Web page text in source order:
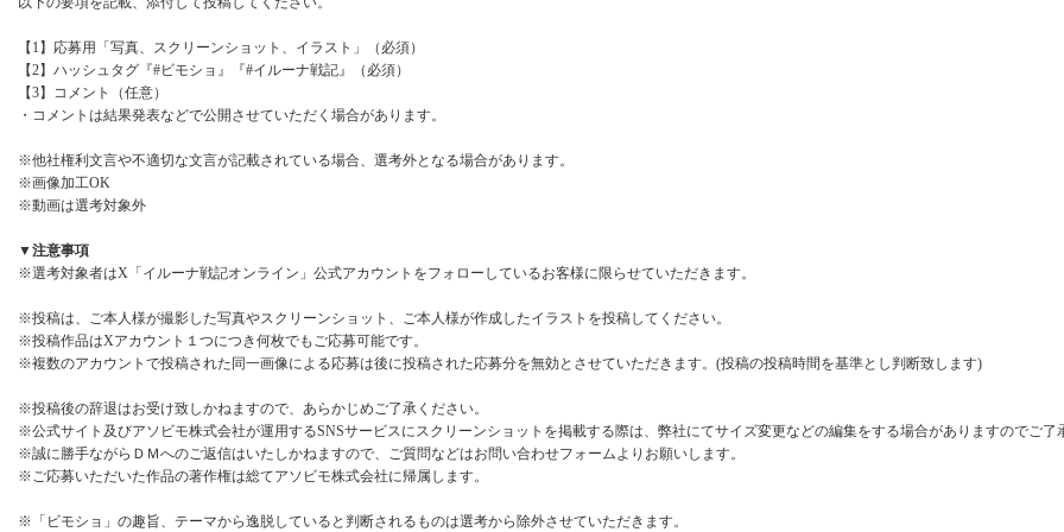
【1】応募用「写真、スクリーンショット、イラスト」（必須）
【2】ハッシュタグ『#ビモショ』『#イルーナ戦記』（必須）
【3】コメント（任意）
・コメントは結果発表などで公開させていただく場合があります。
※他社権利文言や不適切な文言が記載されている場合、選考外となる場合があります。
※画像加工OK
※動画は選考対象外
▼注意事項
※選考対象者はX「イルーナ戦記オンライン」公式アカウントをフォローしているお客様に限らせていただきます。
※投稿は、ご本人様が撮影した写真やスクリーンショット、ご本人様が作成したイラストを投稿してください。
※投稿作品はXアカウント１つにつき何枚でもご応募可能です。
※複数のアカウントで投稿された同一画像による応募は後に投稿された応募分を無効とさせていただきます。(投稿の投稿時間を基準とし判断致します)
※投稿後の辞退はお受け致しかねますので、あらかじめご了承ください。
※公式サイト及びアソビモ株式会社が運用するSNSサービスにスクリーンショットを掲載する際は、弊社にてサイズ変更などの編集をする場合がありますのでご了
※誠に勝手ながらＤＭへのご返信はいたしかねますので、ご質問などはお問い合わせフォームよりお願いします。
※ご応募いただいた作品の著作権は総てアソビモ株式会社に帰属します。
※「ビモショ」の趣旨、テーマから逸脱していると判断されるものは選考から除外させていただきます。